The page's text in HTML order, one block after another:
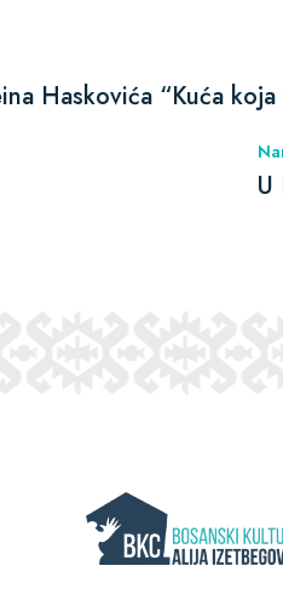
Haskovića “Kuća koja
U